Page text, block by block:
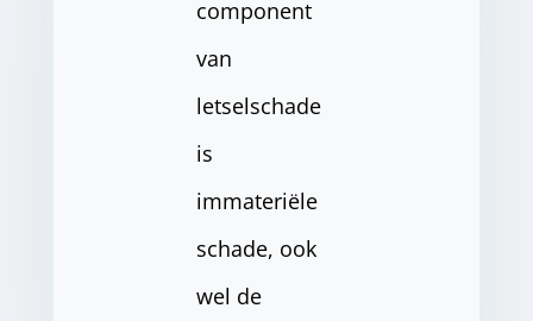
component
van
letselschade
is
immateriële
schade, ook
wel de